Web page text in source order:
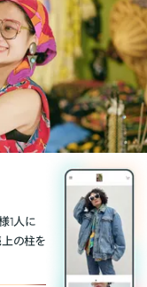
1人に
上の柱を